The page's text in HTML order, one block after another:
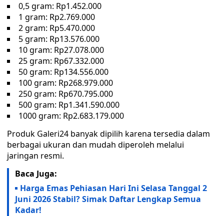
0,5 gram: Rp1.452.000
1 gram: Rp2.769.000
2 gram: Rp5.470.000
5 gram: Rp13.576.000
10 gram: Rp27.078.000
25 gram: Rp67.332.000
50 gram: Rp134.556.000
100 gram: Rp268.979.000
250 gram: Rp670.795.000
500 gram: Rp1.341.590.000
1000 gram: Rp2.683.179.000
Produk Galeri24 banyak dipilih karena tersedia dalam
berbagai ukuran dan mudah diperoleh melalui
jaringan resmi.
Baca Juga:
Harga Emas Pehiasan Hari Ini Selasa Tanggal 2
Juni 2026 Stabil? Simak Daftar Lengkap Semua
Kadar!